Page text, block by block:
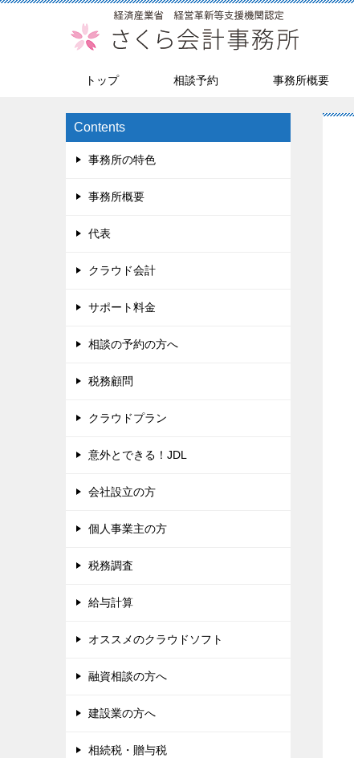
トップ 相談予約 事務所概要
Contents
事務所の特色
事務所概要
代表
クラウド会計
サポート料金
相談の予約の方へ
税務顧問
クラウドプラン
意外とできる！JDL
会社設立の方
個人事業主の方
税務調査
給与計算
オススメのクラウドソフト
融資相談の方へ
建設業の方へ
相続税・贈与税